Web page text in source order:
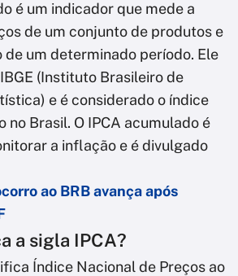
é um indicador que mede a
de um conjunto de produtos e
de um determinado período. Ele
(Instituto Brasileiro de
e é considerado o índice
Brasil. O IPCA acumulado é
a inflação e é divulgado
ao BRB avança após
a sigla IPCA?
Índice Nacional de Preços ao